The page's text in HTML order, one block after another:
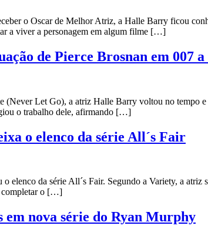
o Oscar de Melhor Atriz, a Halle Barry ficou
a viver a personagem em algum filme […]
de Pierce Brosnan em 007
Let Go), a atriz Halle Barry voltou no tempo
o trabalho dele, afirmando […]
o elenco da série All´s Fair
elenco da série All´s Fair. Segundo a Variety, a
completar o […]
nova série do Ryan Murphy